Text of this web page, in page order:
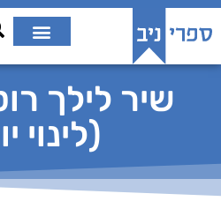
שיר לילך
(לינוי